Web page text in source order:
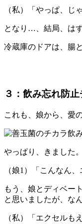
（私）「やっぱ、じ
となり…、結局、は
冷蔵庫のドアは、腸
３：飲み忘れ防
これも、娘から、愛
やっぱり、きました。
（娘1）「こんなん
もう、娘とディベー
と思いましたが、な
（私）「エクセルも